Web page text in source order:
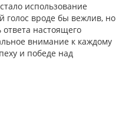
использование
голос вроде бы вежлив, но
настоящего
внимание к каждому
и победе над